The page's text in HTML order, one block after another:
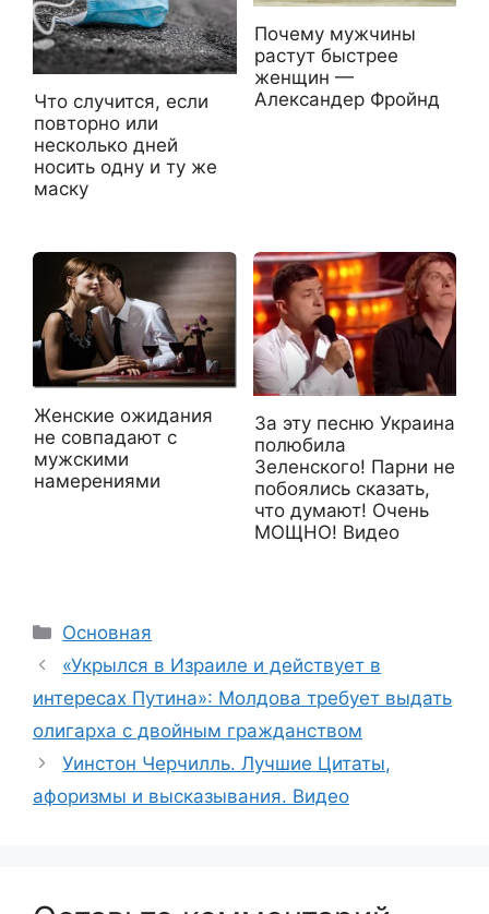
Что случится, если
повторно или
несколько дней
носить одну и ту же
маску
Почему мужчины
растут быстрее
женщин —
Александер Фройнд
Женские ожидания
не совпадают с
мужскими
намерениями
За эту песню Украина
полюбила
Зеленского! Парни не
побоялись сказать,
что думают! Очень
МОЩНО! Видео
Рубрики
Основная
«Укрылся в Израиле и действует в
интересах Путина»: Молдова требует выдать
олигарха с двойным гражданством
Уинстон Черчилль. Лучшие Цитаты,
афоризмы и высказывания. Видео